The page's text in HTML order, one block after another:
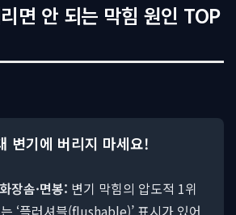
면 안 되는 막힘 원인 TOP
변기에 버리지 마세요!
장솜·면봉: 변기 막힘의 압도적 1위
‘플러셔블(flushable)’ 표시가 있어